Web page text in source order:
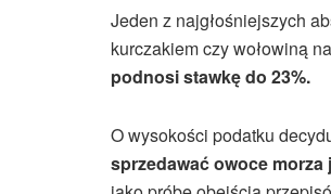
Jeden z najgłośniejszych
kurczakiem czy wołowiną
podnosi stawkę do 23%.
O wysokości podatku
sprzedawać owoce